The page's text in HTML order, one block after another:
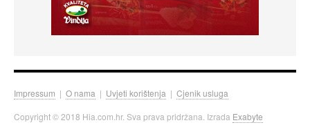
Impressum | O nama | Uvjeti korištenja | Cjenik usluga
Copyright © 2018 Hia.com.hr. Sva prava pridržana. Izrada Exabyte